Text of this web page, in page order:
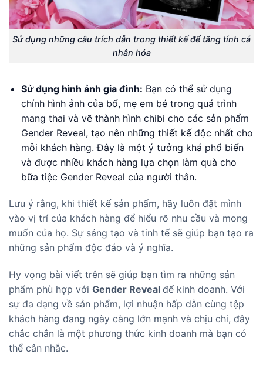
Sử dụng những câu trích dẫn trong thiết kế để tăng tính cá
nhân hóa
Sử dụng hình ảnh gia đình: Bạn có thể sử dụng
chính hình ảnh của bố, mẹ em bé trong quá trình
mang thai và vẽ thành hình chibi cho các sản phẩm
Gender Reveal, tạo nên những thiết kế độc nhất cho
mỗi khách hàng. Đây là một ý tưởng khá phổ biến
và được nhiều khách hàng lựa chọn làm quà cho
bữa tiệc Gender Reveal của người thân.
Lưu ý rằng, khi thiết kế sản phẩm, hãy luôn đặt mình
vào vị trí của khách hàng để hiểu rõ nhu cầu và mong
muốn của họ. Sự sáng tạo và tinh tế sẽ giúp bạn tạo ra
những sản phẩm độc đáo và ý nghĩa.
Hy vọng bài viết trên sẽ giúp bạn tìm ra những sản
phẩm phù hợp với Gender Reveal để kinh doanh. Với
sự đa dạng về sản phẩm, lợi nhuận hấp dẫn cùng tệp
khách hàng đang ngày càng lớn mạnh và chịu chi, đây
chắc chắn là một phương thức kinh doanh mà bạn có
thể cân nhắc.